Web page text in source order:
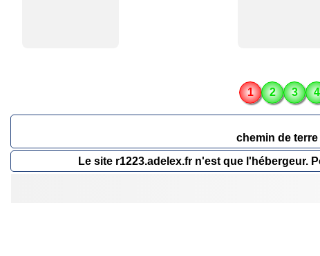
1 2 3 4
chemin de terre
Le site r1223.adelex.fr n'est que l'hébergeur.